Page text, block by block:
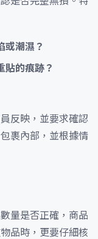
或潮濕？
貼的痕跡？
反映，並要求確認
裹內部，並根據情
量是否正確，商品
品時，更要仔細核